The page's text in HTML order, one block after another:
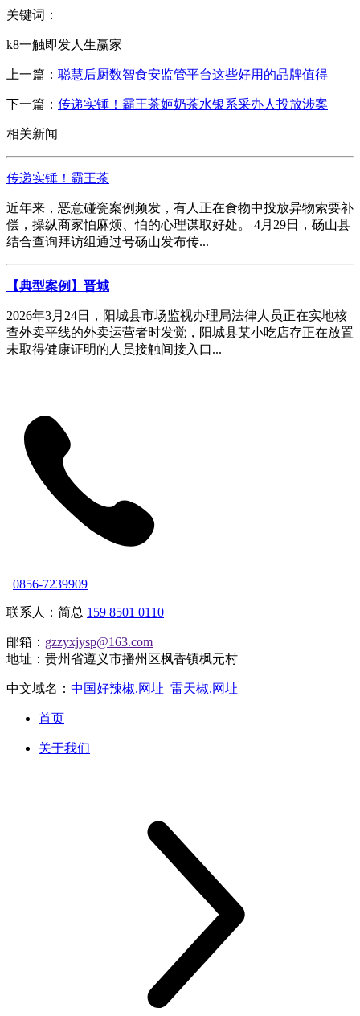
关键词：
k8一触即发人生赢家
上一篇： 聪慧后厨数智食安监管平台这些好用的品牌值得
下一篇： 传递实锤！霸王茶姬奶茶水银系采办人投放涉案
相关新闻
传递实锤！霸王茶
近年来，恶意碰瓷案例频发，有人正在食物中投放异物索要补
偿，操纵商家怕麻烦、怕的心理谋取好处。 4月29日，砀山县
结合查询拜访组通过号砀山发布传...
【典型案例】晋城
2026年3月24日，阳城县市场监视办理局法律人员正在实地核
查外卖平线的外卖运营者时发觉，阳城县某小吃店存正在放置
未取得健康证明的人员接触间接入口...
0856-7239909
联系人：简总 159 8501 0110
邮箱： gzzyxjysp@163.com
地址：贵州省遵义市播州区枫香镇枫元村
中文域名： 中国好辣椒.网址 雷天椒.网址
首页
关于我们